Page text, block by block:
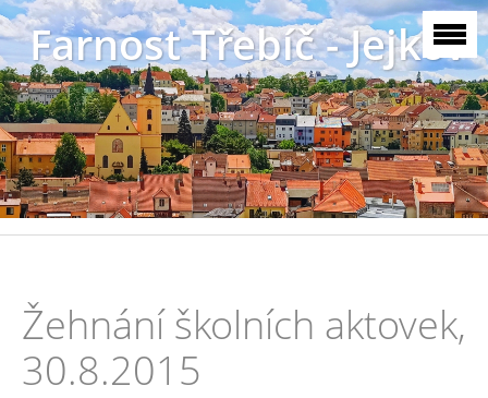
Farnost Třebíč - Jejkov
Žehnání školních aktovek,
30.8.2015